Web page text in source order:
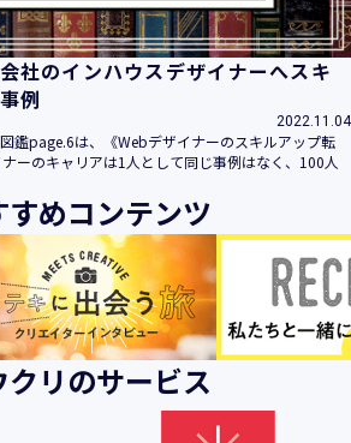
収集について】
より、個人情報を取得させていただき
、自ら入力された個人情報を、当社は
ただきます。
、書面、電話等の手段により取得・収集
ール、郵便、書面、電話等の手段によっ
個人情報を、当社は取得・収集させて
された際に情報を収集させていただく方
は、利用されるURL、ブラウザや携帯電
社のインハウスデザイナーへスキ
例
2022.11.04
鑑page.6は、《Webデザイナーのスキルアップ転
ーのキャリアは1人として同じ事例はなく、100人
すめコンテンツ
クリのサービス